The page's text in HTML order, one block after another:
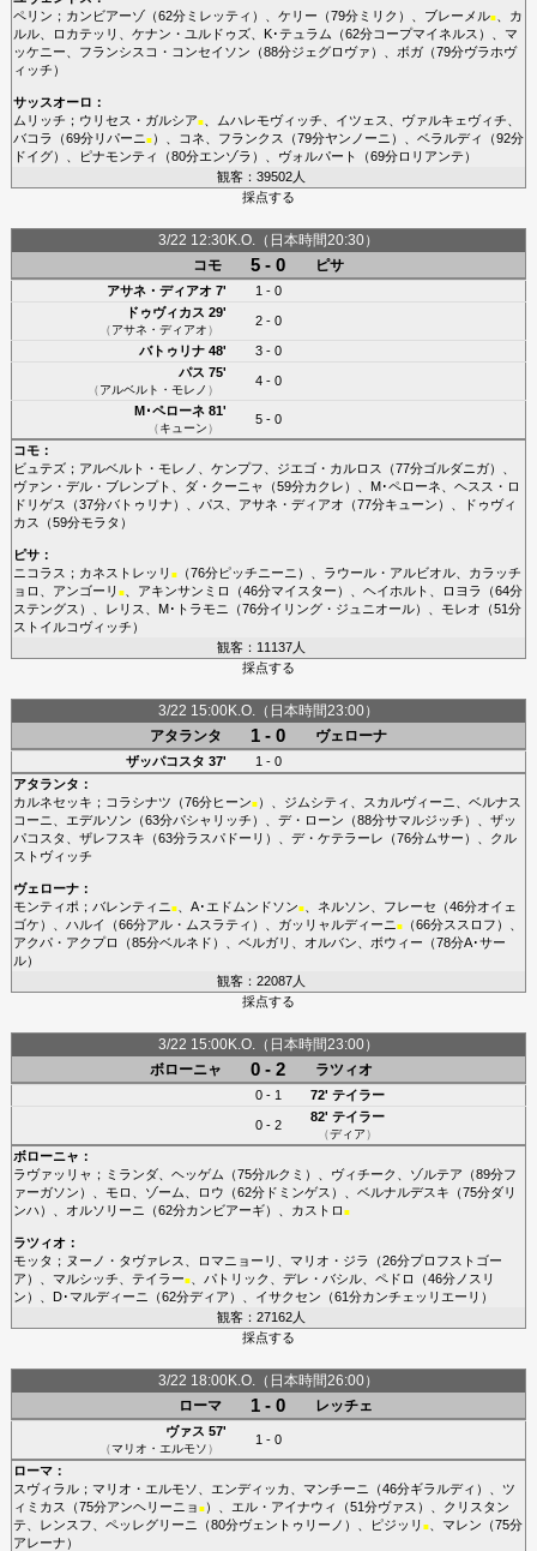
ペリン ； カンビアーゾ（62分ミレッティ ）、 ケリー （79分ミリク ）、 ブレーメル■、 カ
ルル、 ロカテッリ ケナン・ユルドゥズ、 K･テュラム （62分コープマイネルス ）、 マ
ッケニー
フランシスコ・コンセイソン （88分ジェグロヴァ ）、 ボガ（79分ヴラホヴ
ィッチ ）
サッスオーロ ：
ムリッチ ； ウリセス・ガルシア■、 ムハレモヴィッチ イツェス ヴァルキェヴィチ
バコラ
（69分リパーニ ■）、 コネ フランクス （79分ヤンノーニ ）、 ベラルディ
（92分
ドイグ）、 ピナモンティ （80分エンゾラ ）、 ヴォルパート （69分ロリアンテ ）
観客：39502人
採点する
3/22 12:30K.O.（日本時間20:30）
コモ
5 - 0 ピサ
アサネ・ディアオ7'
1 - 0
ドゥヴィカス 29'
（アサネ・ディアオ）
2 - 0
バトゥリナ48'
3 - 0
パス 75'
（アルベルト・モレノ ）
4 - 0
M･ペローネ81'
（キューン）
5 - 0
コモ：
ビュテズ； アルベルト・モレノ ケンプフ ジエゴ・カルロス （77分ゴルダニガ）、
ヴァン・デル・ブレンプト
ダ・クーニャ （59分カクレ ）、 M･ペローネ
ヘスス・ロ
ドリゲス
（37分バトゥリナ ）、 パス アサネ・ディアオ （77分キューン ）、
ドゥヴィ
カス
（59分モラタ ）
ピサ：
ニコラス ； カネストレッリ ■（76分ピッチニーニ ）、 ラウール・アルビオル、 カラッチ
ョロ
アンゴーリ ■、 アキンサンミロ （46分マイスター ）、 ヘイホルト ロヨラ
（64分
ステングス ）、 レリス M･トラモニ （76分イリング・ジュニオール）、 モレオ （51分
ストイルコヴィッチ ）
観客：11137人
採点する
3/22 15:00K.O.（日本時間23:00）
アタランタ
1 - 0 ヴェローナ
ザッパコスタ 37'
1 - 0
アタランタ ：
カルネセッキ ； コラシナツ （76分ヒーン■）、 ジムシティ スカルヴィーニ
ベルナス
コーニ
エデルソン （63分パシャリッチ ）、 デ・ローン （88分サマルジッチ ）、 ザッ
パコスタ
ザレフスキ （63分ラスパドーリ ）、 デ・ケテラーレ （76分ムサー ）、 クル
ストヴィッチ
ヴェローナ：
モンティポ ； バレンティニ ■、 A･エドムンドソン■、 ネルソン フレーセ （46分オイェ
ゴケ ）、 ハルイ （66分アル・ムスラティ ）、 ガッリャルディーニ ■（66分ススロフ ）、
アクパ・アクプロ
（85分ベルネド ）、 ベルガリ オルバン ボウィー （78分A･サー
ル）
観客：22087人
採点する
3/22 15:00K.O.（日本時間23:00）
ボローニャ
0 - 2 ラツィオ
0 - 1 72' テイラー
0 - 2
82' テイラー
（ディア）
ボローニャ ：
ラヴァッリャ ； ミランダ、 ヘッゲム （75分ルクミ ）、 ヴィチーク ゾルテア （89分フ
ァーガソン ）、 モロ ゾーム ロウ （62分ドミンゲス ）、 ベルナルデスキ （75分ダリ
ンハ）、 オルソリーニ （62分カンビアーギ）、 カストロ ■
ラツィオ：
モッタ ； ヌーノ・タヴァレス ロマニョーリ マリオ・ジラ （26分プロフストゴー
ア ）、 マルシッチ テイラー■、 パトリック デレ・バシル、 ペドロ （46分ノスリ
ン ）、 D･マルディーニ （62分ディア ）、 イサクセン （61分カンチェッリエーリ ）
観客：27162人
採点する
3/22 18:00K.O.（日本時間26:00）
ローマ
1 - 0 レッチェ
ヴァス 57'
（マリオ・エルモソ）
1 - 0
ローマ：
スヴィラル； マリオ・エルモソ エンディッカ マンチーニ （46分ギラルディ ）、 ツ
ィミカス
（75分アンヘリーニョ ■）、 エル・アイナウィ （51分ヴァス ）、 クリスタン
テ
レンスフ ペッレグリーニ （80分ヴェントゥリーノ ）、 ピジッリ ■、 マレン （75分
アレーナ ）